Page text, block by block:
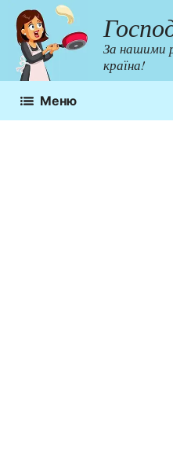
Перейти
до
контенту
За нашими
країна!
Меню